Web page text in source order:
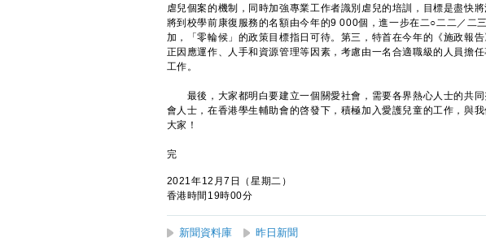
虐兒個案的機制，同時加強專業工作者識別虐兒的培訓，目標是盡快
將到校學前康復服務的名額由今年的9 000個，進一步在二○二二／二
加，「零輪候」的政策目標指日可待。第三，特首在今年的《施政報
正因應運作、人手和資源管理等因素，考慮由一名合適職級的人員擔
工作。
最後，大家都明白要建立一個關愛社會，需要各界熱心人士的共同
會人士，在香港學生輔助會的啓發下，積極加入愛護兒童的工作，與
大家！
完
2021年12月7日（星期二）
香港時間19時00分
新聞資料庫 昨日新聞